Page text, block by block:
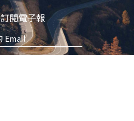
訂閱電子報